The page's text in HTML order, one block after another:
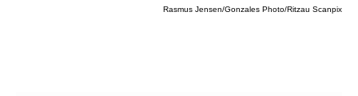
Rasmus Jensen/Gonzales Photo/Ritzau Scanpix